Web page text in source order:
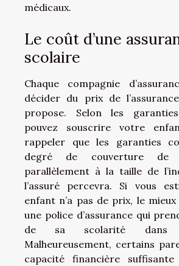
médicaux.
Le coût d’une
scolaire
Chaque compagnie
décider du prix de
propose. Selon les
pouvez souscrire votre
rappeler que les garanties
degré de couverture de
parallèlement à la taille de
l’assuré percevra. Si vous
enfant n’a pas de prix, le
une police d’assurance qui
de sa scolarité dans
Malheureusement, certains
capacité financière